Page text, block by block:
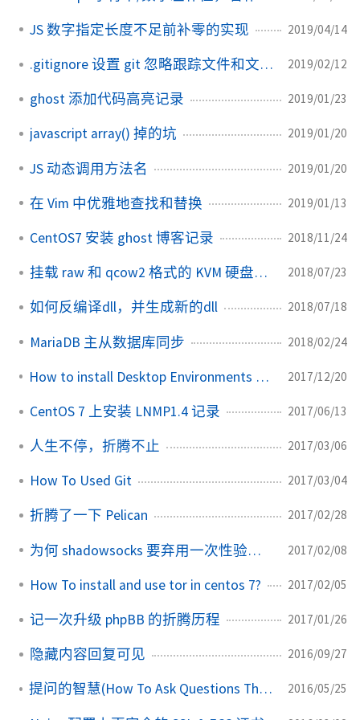
JS 数字指定长度不足前补零的实现 2019/04/14
.gitignore 设置 git 忽略跟踪文件和文件夹 2019/02/12
ghost 添加代码高亮记录 2019/01/23
javascript array() 掉的坑 2019/01/20
JS 动态调用方法名 2019/01/20
在 Vim 中优雅地查找和替换 2019/01/13
CentOS7 安装 ghost 博客记录 2018/11/24
挂载 raw 和 qcow2 格式的 KVM 硬盘镜像 2018/07/23
如何反编译dll，并生成新的dll 2018/07/18
MariaDB 主从数据库同步 2018/02/24
How to install Desktop Environments on CentOS 7? 2017/12/20
CentOS 7 上安装 LNMP1.4 记录 2017/06/13
人生不停，折腾不止 2017/03/06
How To Used Git 2017/03/04
折腾了一下 Pelican 2017/02/28
为何 shadowsocks 要弃用一次性验证 (OTA) 2017/02/08
How To install and use tor in centos 7? 2017/02/05
记一次升级 phpBB 的折腾历程 2017/01/26
隐藏内容回复可见 2016/09/27
提问的智慧(How To Ask Questions The Smart Way) 2016/05/25